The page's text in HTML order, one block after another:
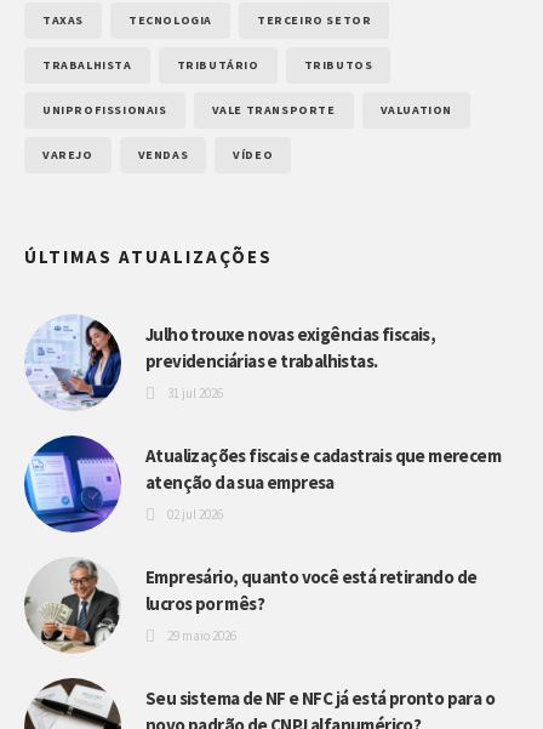
TAXAS TECNOLOGIA TERCEIRO SETOR
TRABALHISTA TRIBUTÁRIO TRIBUTOS
UNIPROFISSIONAIS VALE TRANSPORTE VALUATION
VAREJO VENDAS VÍDEO
ÚLTIMAS ATUALIZAÇÕES
Julho trouxe novas exigências fiscais,
previdenciárias e trabalhistas.
31 jul 2026
Atualizações fiscais e cadastrais que merecem
atenção da sua empresa
02 jul 2026
Empresário, quanto você está retirando de
lucros por mês?
29 maio 2026
Seu sistema de NF e NFC já está pronto para o